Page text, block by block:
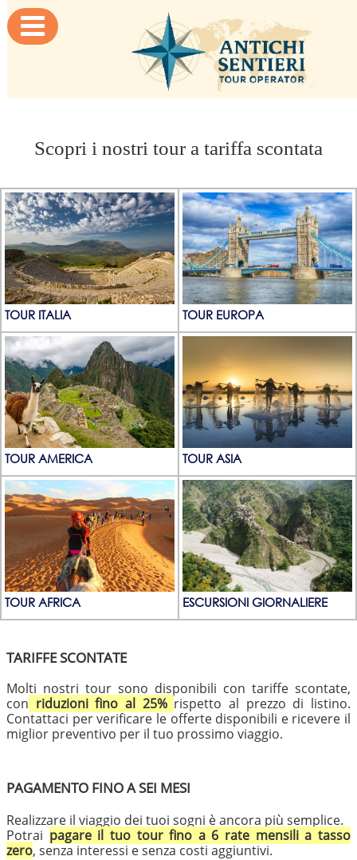

Scopri i nostri tour a tariffa scontata
TOUR ITALIA TOUR EUROPA
TOUR AMERICA TOUR ASIA
TOUR AFRICA ESCURSIONI GIORNALIERE
TARIFFE SCONTATE
Molti nostri tour sono disponibili con tariffe scontate,
con riduzioni fino al 25% rispetto al prezzo di listino.
Contattaci per verificare le offerte disponibili e ricevere il
miglior preventivo per il tuo prossimo viaggio.
PAGAMENTO FINO A SEI MESI
Realizzare il viaggio dei tuoi sogni è ancora più semplice.
Potrai pagare il tuo tour fino a 6 rate mensili a tasso
zero, senza interessi e senza costi aggiuntivi.